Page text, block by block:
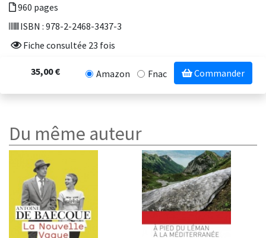
960 pages
ISBN : 978-2-2468-3437-3
Fiche consultée 23 fois
35,00 € Amazon Fnac Commander
Du même auteur